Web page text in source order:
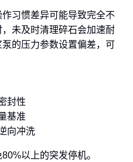
习惯差异可能导致完全不
未及时清理碎石会加速耐
的压力参数设置偏差，可
封性
基准
向冲洗
以上的突发停机。